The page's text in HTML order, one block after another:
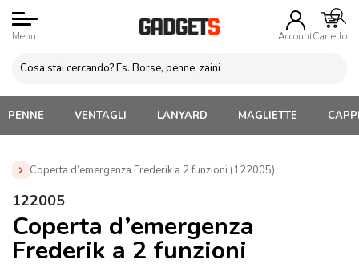
Menu AccountCarrello
PENNE VENTAGLI LANYARD MAGLIETTE
Coperta d’emergenza Frederik a 2 funzioni (122005)
Home »
(122005)
122005
Coperta d’emergenza
Frederik a 2 funzioni